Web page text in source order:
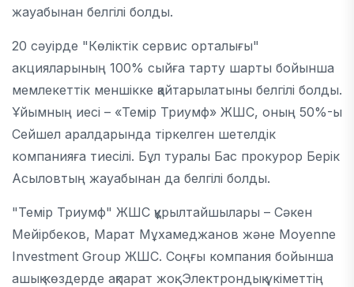
жауабынан белгілі болды.
20 сәуірде "Көліктік сервис орталығы"
акцияларының 100% сыйға тарту шарты бойынша
мемлекеттік меншікке қайтарылатыны белгілі болды.
Ұйымның иесі – «Темір Триумф» ЖШС, оның 50%-ы
Сейшел аралдарында тіркелген шетелдік
компанияға тиесілі. Бұл туралы Бас прокурор Берік
Асыловтың жауабынан да белгілі болды.
"Темір Триумф" ЖШС құрылтайшылары – Сәкен
Мейірбеков, Марат Мұхамеджанов және Moyenne
Investment Group ЖШС. Соңғы компания бойынша
ашық көздерде ақпарат жоқ. Электрондық үкіметтің